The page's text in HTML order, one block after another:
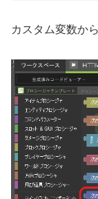
カスタム変数か